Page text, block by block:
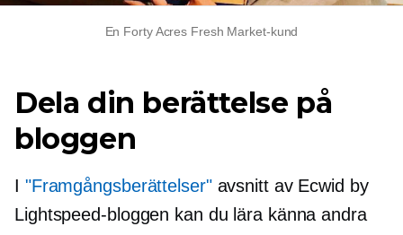
En Forty Acres Fresh Market-kund
Dela din berättelse på
bloggen
I "Framgångsberättelser"avsnitt av Ecwid by
Lightspeed-bloggen kan du lära känna andra